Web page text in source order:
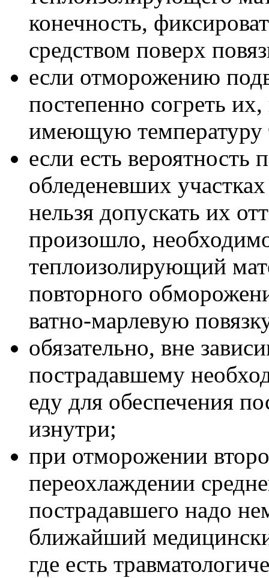
конечность,
средством поверх
если отморожению
постепенно согреть
имеющую температуру
если есть
обледеневших
нельзя допускать их
произошло,
теплоизолирующий
повторного
ватно-марлевую
обязательно, вне
пострадавшему
еду для обеспечения
изнутри;
при отморожении
переохлаждении
пострадавшего надо
ближайший
где есть